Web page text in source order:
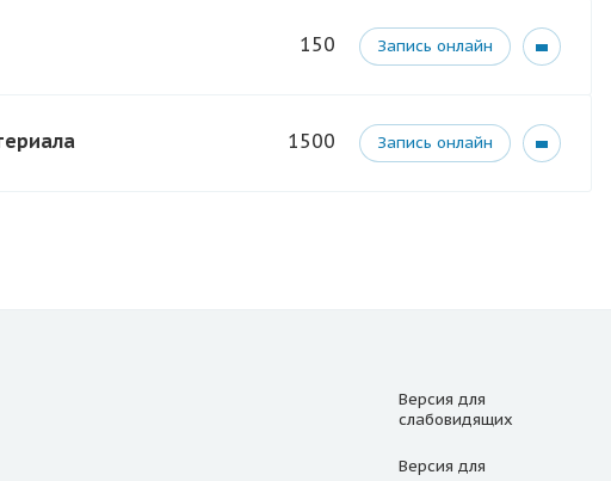
Запись онлайн
150
Запись онлайн
1500
Версия для
слабовидящих
Версия для